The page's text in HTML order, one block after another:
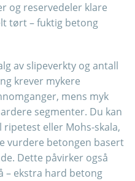
og reservedeler klare
tørt – fuktig betong
av slipeverkty og antall
krever mykere
mens myk
segmenter. Du kan
eller Mohs-skala,
vurdere betongen basert
Dette påvirker også
– ekstra hard betong